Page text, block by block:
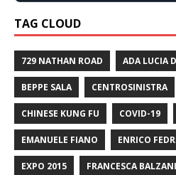
TAG CLOUD
729 NATHAN ROAD ADA LUCIA
BEPPE SALA CENTROSINISTRA
CHINESE KUNG FU COVID-19
EMANUELE FIANO ENRICO
EXPO 2015 FRANCESCA BALZANI